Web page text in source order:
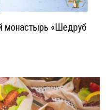
монастырь «Шедруб